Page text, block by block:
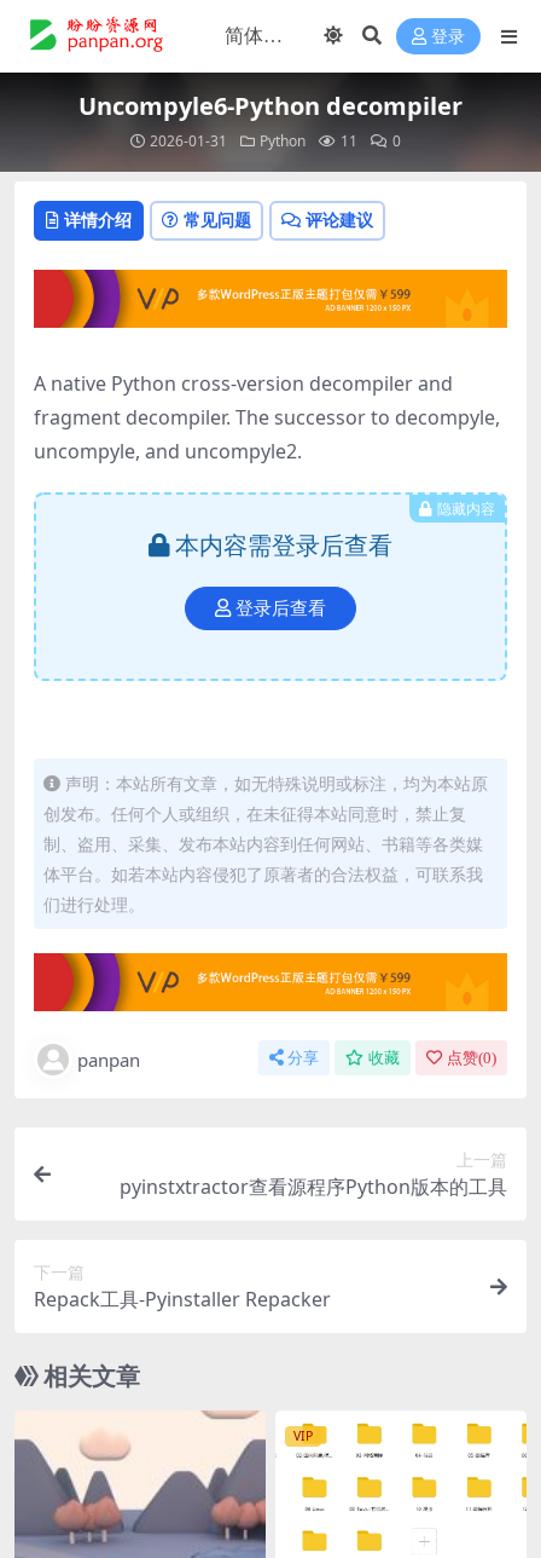
登录
Uncompyle6-Python decompiler
2026-01-31 Python 11 0
详情介绍 常见问题 评论建议
A native Python cross-version decompiler and
fragment decompiler. The successor to decompyle,
uncompyle, and uncompyle2.
隐藏内容
本内容需登录后查看
登录后查看
声明：本站所有文章，如无特殊说明或标注，均为本站原
创发布。任何个人或组织，在未征得本站同意时，禁止复
制、盗用、采集、发布本站内容到任何网站、书籍等各类媒
体平台。如若本站内容侵犯了原著者的合法权益，可联系我
们进行处理。
panpan 分享 收藏 点赞(0)
上一篇
pyinstxtractor查看源程序Python版本的工具
下一篇
Repack工具-Pyinstaller Repacker
相关文章
VIP